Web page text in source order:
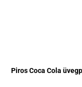
Piros Coca Cola